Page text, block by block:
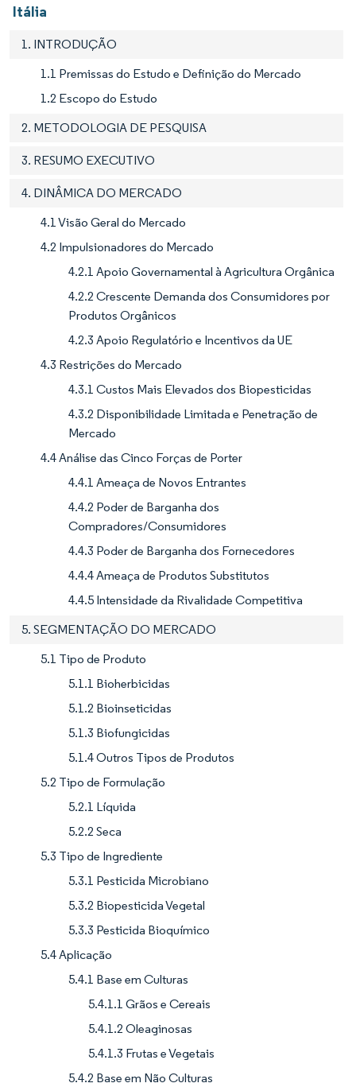
Itália
1. INTRODUÇÃO
1.1 Premissas do Estudo e Definição do Mercado
1.2 Escopo do Estudo
2. METODOLOGIA DE PESQUISA
3. RESUMO EXECUTIVO
4. DINÂMICA DO MERCADO
4.1 Visão Geral do Mercado
4.2 Impulsionadores do Mercado
4.2.1 Apoio Governamental à Agricultura Orgânica
4.2.2 Crescente Demanda dos Consumidores por
Produtos Orgânicos
4.2.3 Apoio Regulatório e Incentivos da UE
4.3 Restrições do Mercado
4.3.1 Custos Mais Elevados dos Biopesticidas
4.3.2 Disponibilidade Limitada e Penetração de
Mercado
4.4 Análise das Cinco Forças de Porter
4.4.1 Ameaça de Novos Entrantes
4.4.2 Poder de Barganha dos
Compradores/Consumidores
4.4.3 Poder de Barganha dos Fornecedores
4.4.4 Ameaça de Produtos Substitutos
4.4.5 Intensidade da Rivalidade Competitiva
5. SEGMENTAÇÃO DO MERCADO
5.1 Tipo de Produto
5.1.1 Bioherbicidas
5.1.2 Bioinseticidas
5.1.3 Biofungicidas
5.1.4 Outros Tipos de Produtos
5.2 Tipo de Formulação
5.2.1 Líquida
5.2.2 Seca
5.3 Tipo de Ingrediente
5.3.1 Pesticida Microbiano
5.3.2 Biopesticida Vegetal
5.3.3 Pesticida Bioquímico
5.4 Aplicação
5.4.1 Base em Culturas
5.4.1.1 Grãos e Cereais
5.4.1.2 Oleaginosas
5.4.1.3 Frutas e Vegetais
5.4.2 Base em Não Culturas